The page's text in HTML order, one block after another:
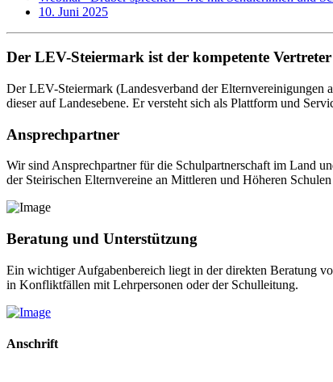
10. Juni 2025
Der LEV-Steiermark ist der kompetente
Der LEV-Steiermark (Landesverband der Elternvereinigungen
dieser auf Landesebene. Er versteht sich als Plattform und
Ansprechpartner
Wir sind Ansprechpartner für die Schulpartnerschaft im Land
der Steirischen Elternvereine an Mittleren und Höheren
Beratung und Unterstützung
Ein wichtiger Aufgabenbereich liegt in der direkten Beratung
in Konfliktfällen mit Lehrpersonen oder der Schulleitung.
Anschrift